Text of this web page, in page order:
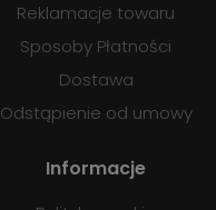
Reklamacje towaru
Sposoby Płatności
Dostawa
Odstąpienie od umowy
Informacje